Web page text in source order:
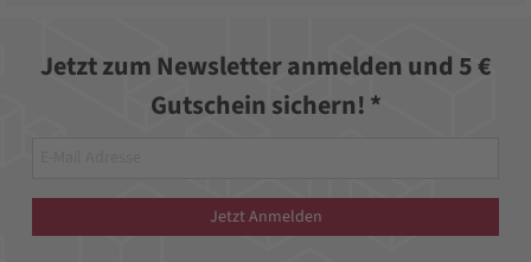
Jetzt zum Newsletter anmelden und 5 €
Gutschein sichern! *
Jetzt Anmelden